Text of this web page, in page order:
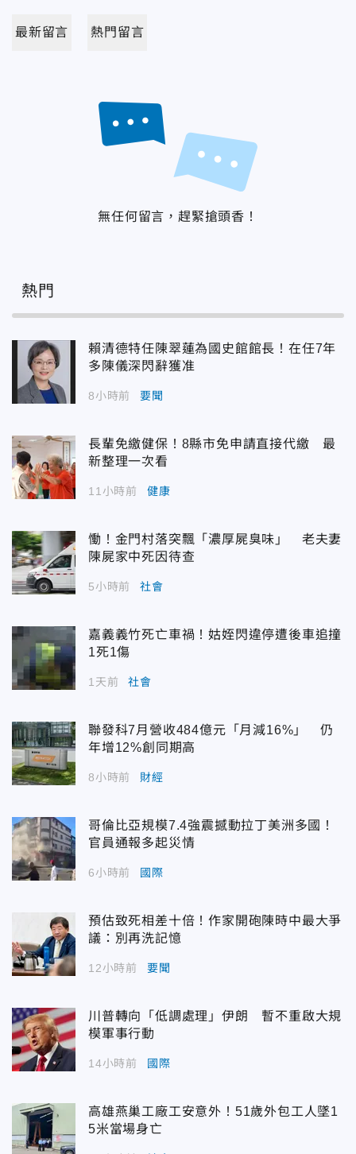
最新留言 熱門留言
無任何留言，趕緊搶頭香！
熱門
賴清德特任陳翠蓮為國史館館長！在任7年
多陳儀深閃辭獲准
8小時前 要聞
長輩免繳健保！8縣市免申請直接代繳 最
新整理一次看
11小時前 健康
慟！金門村落突飄「濃厚屍臭味」 老夫妻
陳屍家中死因待查
5小時前 社會
嘉義義竹死亡車禍！姑姪閃違停遭後車追撞
1死1傷
1天前 社會
聯發科7月營收484億元「月減16%」 仍
年增12%創同期高
8小時前 財經
哥倫比亞規模7.4強震撼動拉丁美洲多國！
官員通報多起災情
6小時前 國際
預估致死相差十倍！作家開砲陳時中最大爭
議：別再洗記憶
12小時前 要聞
川普轉向「低調處理」伊朗 暫不重啟大規
模軍事行動
14小時前 國際
高雄燕巢工廠工安意外！51歲外包工人墜1
5米當場身亡